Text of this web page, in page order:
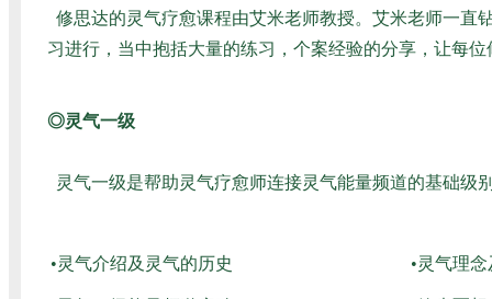
修思达的灵气疗愈课程由艾米老师教授。艾米老师一直
习进行，当中抱括大量的练习，个案经验的分享，让每
◎灵气一级
灵气一级是帮助灵气疗愈师连接灵气能量频道的基础
•灵气介绍及灵气的历史 •灵气理